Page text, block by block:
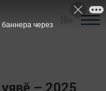
– 2025
через